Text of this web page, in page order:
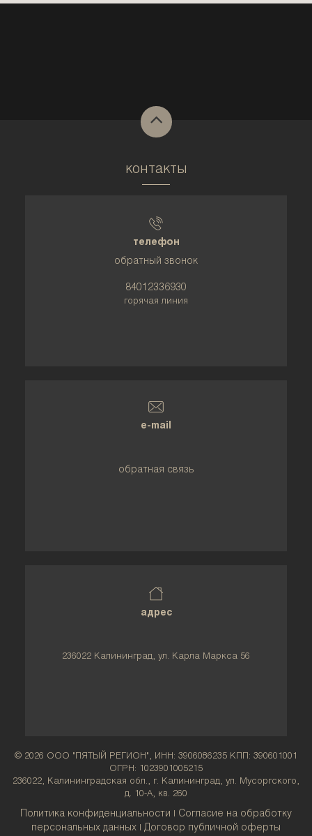
контакты
телефон
обратный звонок
84012336930
горячая линия
e-mail
обратная связь
адрес
236022 Калининград, ул. Карла Маркса 56
© 2026 ООО "ПЯТЫЙ РЕГИОН", ИНН: 3906086235 КПП: 390601001
ОГРН: 1023901005215
236022, Калининградская обл., г. Калининград, ул. Мусоргского,
д. 10-А, кв. 260
Политика конфиденциальности
Согласие на обработку
персональных данных
Договор публичной оферты